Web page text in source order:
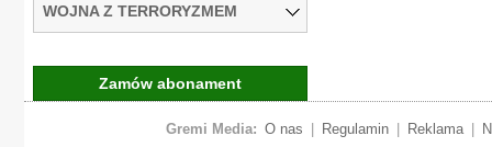
WOJNA Z TERRORYZMEM
Zamów abonament
Gremi Media: O nas Regulamin Reklama